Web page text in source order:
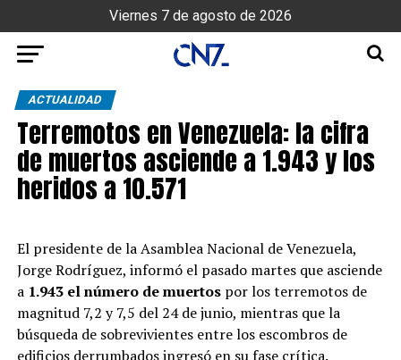
Viernes 7 de agosto de 2026
ACTUALIDAD
Terremotos en Venezuela: la cifra
de muertos asciende a 1.943 y los
heridos a 10.571
El presidente de la Asamblea Nacional de Venezuela,
Jorge Rodríguez, informó el pasado martes que asciende
a 1.943 el número de muertospor los terremotos de
magnitud 7,2 y 7,5 del 24 de junio, mientras que la
búsqueda de sobrevivientes entre los escombros de
edificios derrumbados ingresó en su fase crítica.